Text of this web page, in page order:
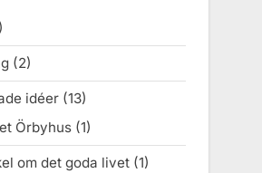
(2)
idéer (13)
Örbyhus(1)
om det goda livet(1)